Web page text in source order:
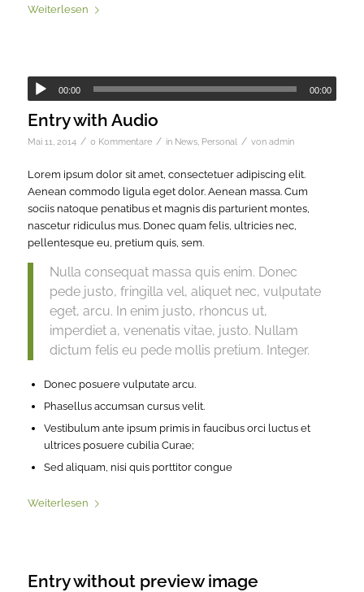
Weiterlesen
00:00 00:00
Entry with Audio
Mai 11, 2014 / 0 Kommentare / in News, Personal / von admin
Lorem ipsum dolor sit amet, consectetuer adipiscing elit.
Aenean commodo ligula eget dolor. Aenean massa. Cum
sociis natoque penatibus et magnis dis parturient montes,
nascetur ridiculus mus. Donec quam felis, ultricies nec,
pellentesque eu, pretium quis, sem.
Nulla consequat massa quis enim. Donec
pede justo, fringilla vel, aliquet nec, vulputate
eget, arcu. In enim justo, rhoncus ut,
imperdiet a, venenatis vitae, justo. Nullam
dictum felis eu pede mollis pretium. Integer.
Donec posuere vulputate arcu.
Phasellus accumsan cursus velit.
Vestibulum ante ipsum primis in faucibus orci luctus et
ultrices posuere cubilia Curae;
Sed aliquam, nisi quis porttitor congue
Weiterlesen
Entry without preview image